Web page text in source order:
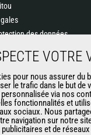
des données
GROUPE
VOTRE
pour nous assurer du
le trafic dans le but de
via nos
fonctionnalités et
sociaux. Nous
navigation sur notre
et de